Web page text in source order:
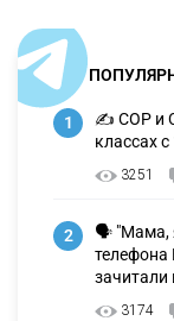
1
✍️ СОР и
классах
3251
2
🗣 "Мама,
телефона
зачитали
3174